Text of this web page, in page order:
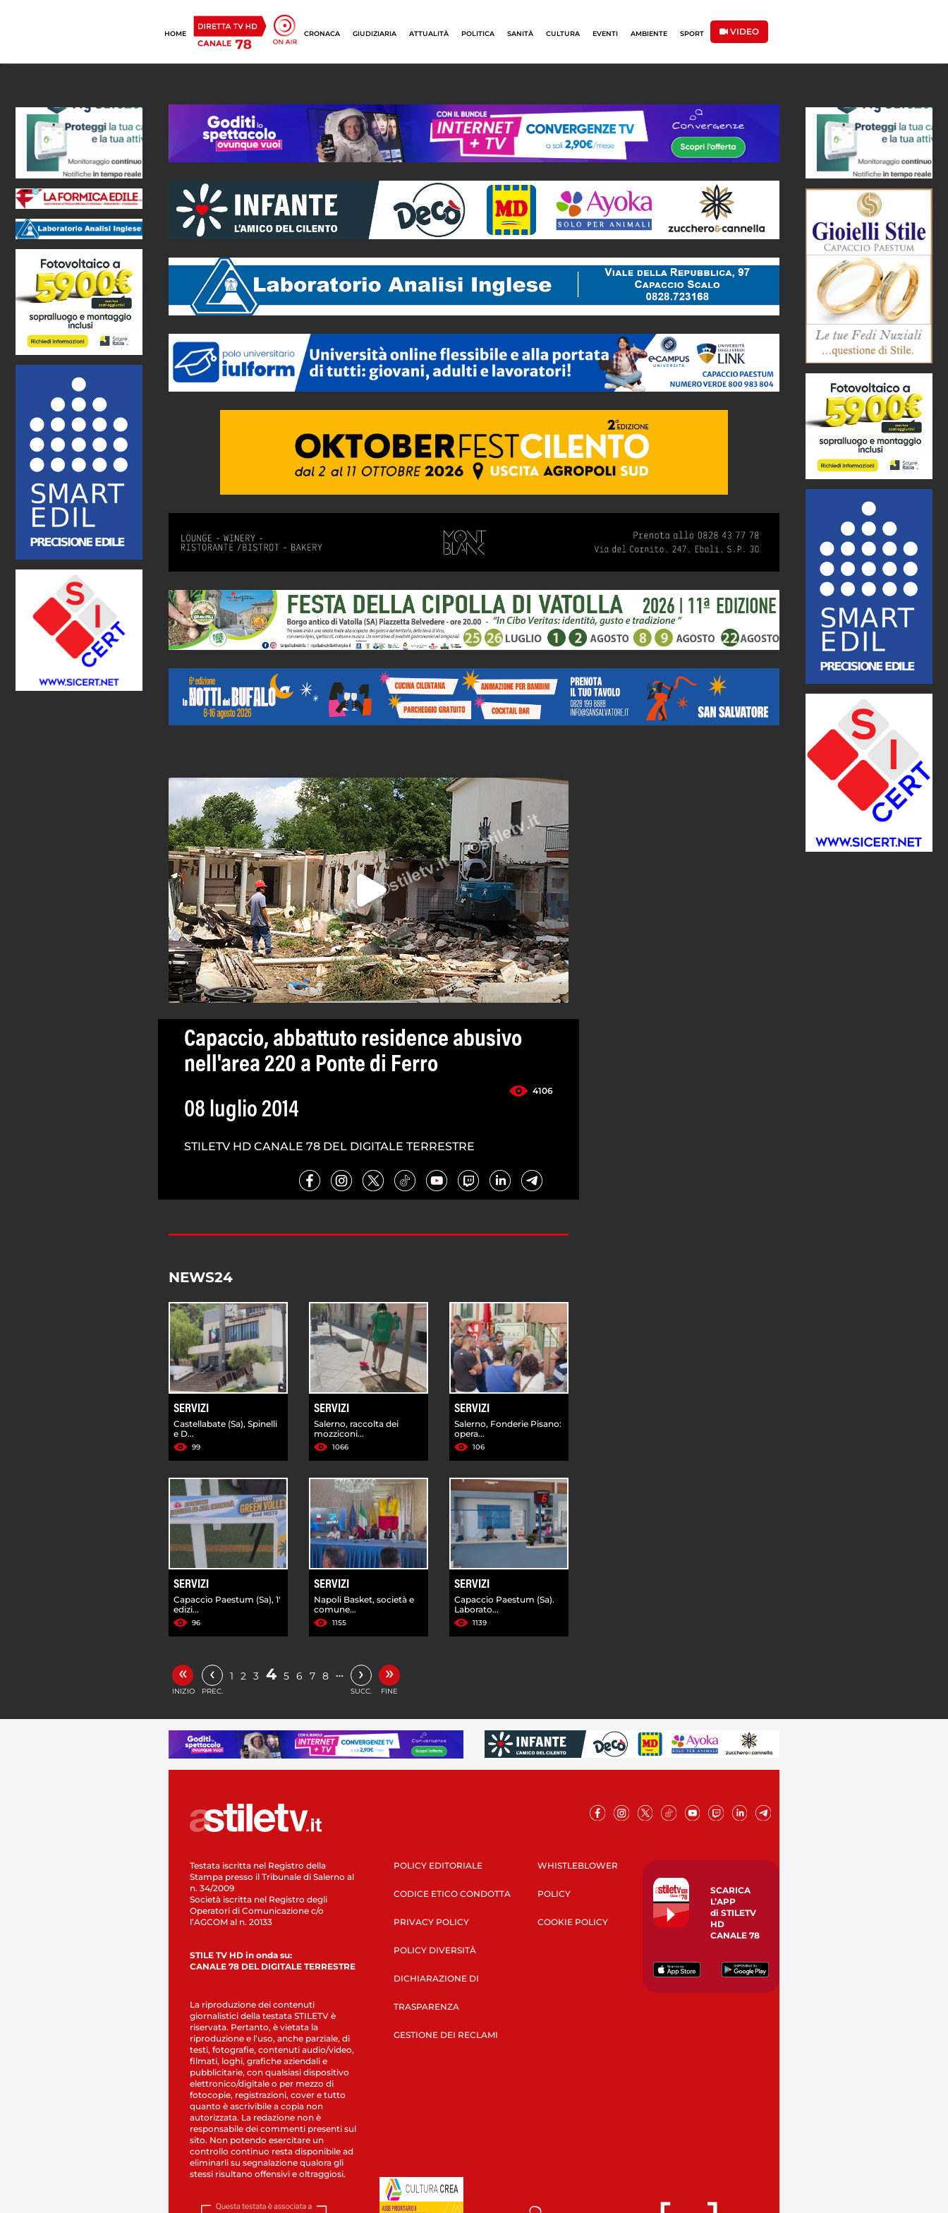
HOME CRONACA GIUDIZIARIA ATTUALITÀ POLITICA SANITÀ CULTURA EVENTI AMBIENTE SPORT VIDEO
Capaccio, abbattuto residence abusivo
nell'area 220 a Ponte di Ferro
4106
08 luglio 2014
STILETV HD CANALE 78 DEL DIGITALE TERRESTRE
NEWS24
SERVIZI
Castellabate (Sa), Spinelli
e D...
99
SERVIZI
Salerno, raccolta dei
mozziconi...
1066
SERVIZI
Salerno, Fonderie Pisano:
opera...
106
SERVIZI
Capaccio Paestum (Sa), 1'
edizi...
96
SERVIZI
Napoli Basket, società e
comune...
1155
SERVIZI
Capaccio Paestum (Sa).
Laborato...
1139
«
INIZIO
‹
PREC.
1 2 3 4 5 6 7 8 … ›
SUCC.
»
FINE
Testata iscritta nel Registro della
Stampa presso il Tribunale di Salerno al
n. 34/2009
Società iscritta nel Registro degli
Operatori di Comunicazione c/o
l’AGCOM al n. 20133
STILE TV HD in onda su:
CANALE 78 DEL DIGITALE TERRESTRE
La riproduzione dei contenuti
giornalistici della testata STILETV è
riservata. Pertanto, è vietata la
riproduzione e l’uso, anche parziale, di
testi, fotografie, contenuti audio/video,
filmati, loghi, grafiche aziendali e
pubblicitarie, con qualsiasi dispositivo
elettronico/digitale o per mezzo di
fotocopie, registrazioni, cover e tutto
quanto è ascrivibile a copia non
autorizzata. La redazione non è
responsabile dei commenti presenti sul
sito. Non potendo esercitare un
controllo continuo resta disponibile ad
eliminarli su segnalazione qualora gli
stessi risultano offensivi e oltraggiosi.
POLICY EDITORIALE
CODICE ETICO CONDOTTA
PRIVACY POLICY
POLICY DIVERSITÀ
DICHIARAZIONE DI
TRASPARENZA
GESTIONE DEI RECLAMI
WHISTLEBLOWER
POLICY
COOKIE POLICY
SCARICA
L’APP
di STILETV
HD
CANALE 78